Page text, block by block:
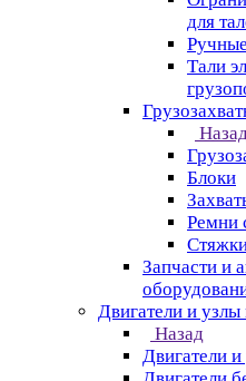
для
Тали
Блоки
Ремни
Запчасти и
Двигатели и
Назад
Двигатели